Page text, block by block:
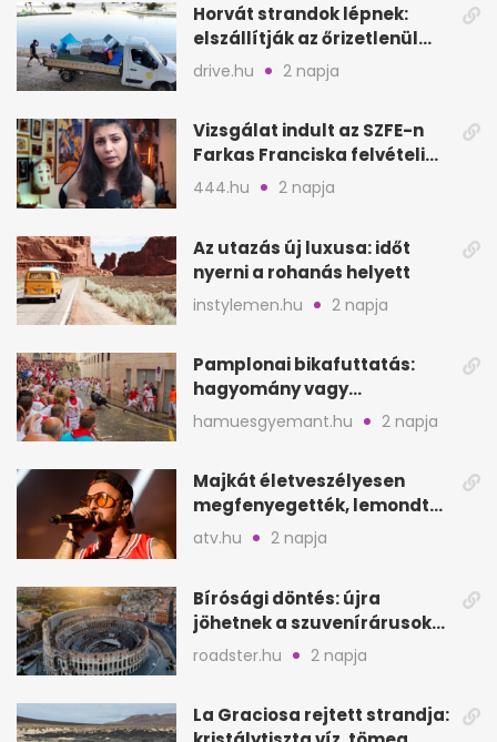
Horvát strandok lépnek:
elszállítják az őrizetlenül
hagyott törölközőket
drive.hu 2 napja
Vizsgálat indult az SZFE-n
Farkas Franciska felvételi
videója után
444.hu 2 napja
Az utazás új luxusa: időt
nyerni a rohanás helyett
instylemen.hu 2 napja
Pamplonai bikafuttatás:
hagyomány vagy
értelmetlen vérontás?
hamuesgyemant.hu 2 napja
Majkát életveszélyesen
megfenyegették, lemondta
a sepsiszentgyörgyi
atv.hu 2 napja
Bírósági döntés: újra
jöhetnek a szuvenírárusok
Európa ikonikus helyére
roadster.hu 2 napja
La Graciosa rejtett strandja: